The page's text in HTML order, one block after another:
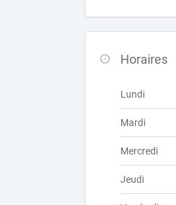
Horaires
Lundi
Mardi
Mercredi
Jeudi